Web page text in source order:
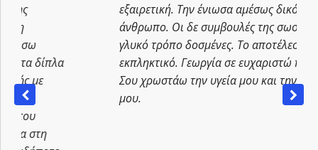
εξαιρετική. Την ένιωσα αμέσως δικό μου
άνθρωπο. Οι δε συμβουλές της σωστές με
γλυκό τρόπο δοσμένες. Το αποτέλεσμα
εκπληκτικό. Γεωργία σε ευχαριστώ πολύ .
Σου χρωστάω την υγεία μου και την ευεξία